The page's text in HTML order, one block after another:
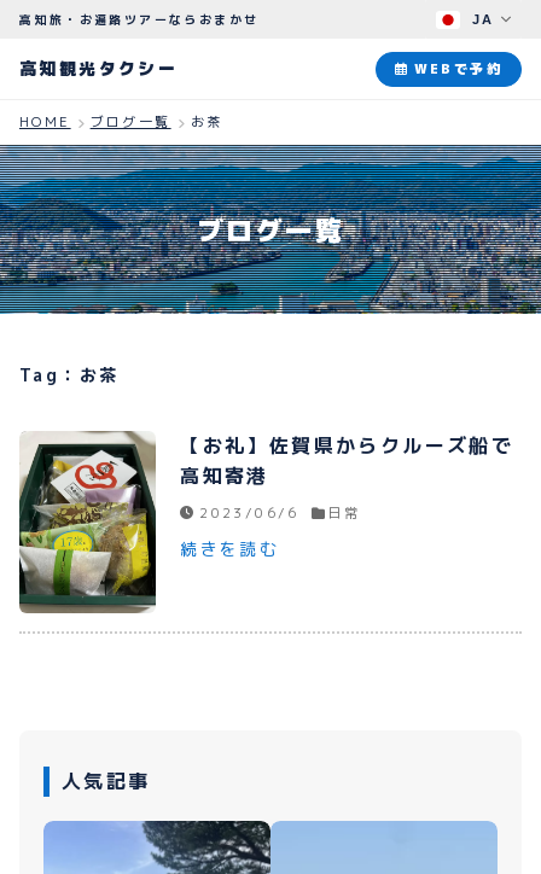
高知観光タクシー
ABOUT
観光タクシーについて
PLAN
観光プラン
ブログ
よくある質問
プライバシーポリシー
お問い合わせ
メールで予約
JA
高知旅・お遍路ツアーならおまかせ
高知観光タクシー WEBで予約
HOME ブログ一覧 お茶
ブログ一覧
Tag：お茶
【お礼】佐賀県からクルーズ船で
高知寄港
2023/06/6 日常
続きを読む
人気記事